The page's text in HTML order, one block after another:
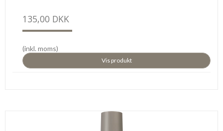
135,00 DKK
(inkl. moms)
Vis produkt